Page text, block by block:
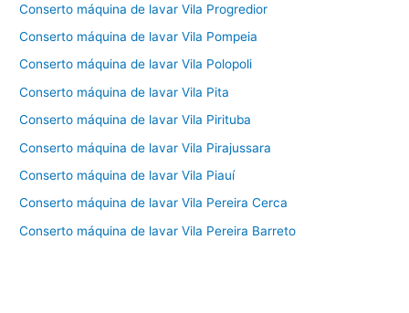
Conserto máquina de lavar Vila Progredior
Conserto máquina de lavar Vila Pompeia
Conserto máquina de lavar Vila Polopoli
Conserto máquina de lavar Vila Pita
Conserto máquina de lavar Vila Pirituba
Conserto máquina de lavar Vila Pirajussara
Conserto máquina de lavar Vila Piauí
Conserto máquina de lavar Vila Pereira Cerca
Conserto máquina de lavar Vila Pereira Barreto